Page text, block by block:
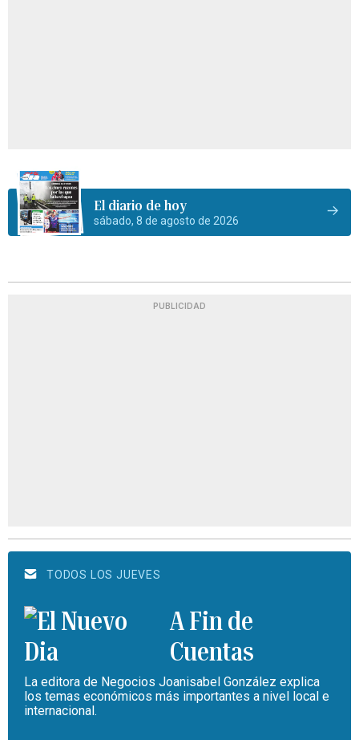
El diario de hoy
sábado, 8 de agosto de 2026
PUBLICIDAD
TODOS LOS JUEVES
A Fin de
Cuentas
La editora de Negocios Joanisabel González explica
los temas económicos más importantes a nivel local e
internacional.